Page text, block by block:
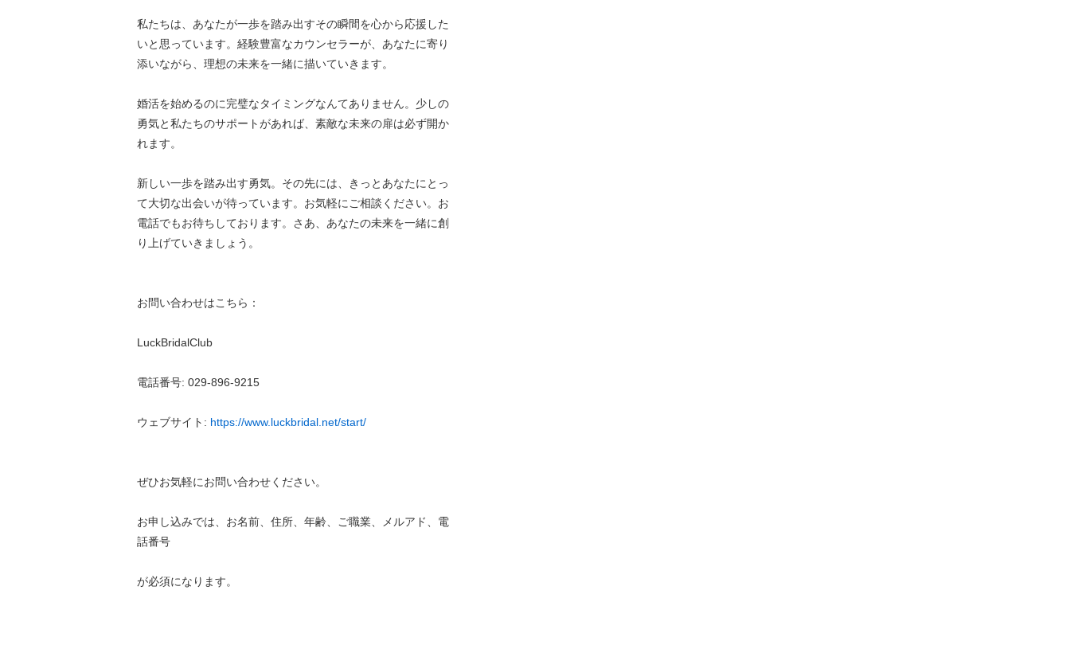
私たちは、あなたが一歩を踏み出すその瞬間を心から応援した
いと思っています。経験豊富なカウンセラーが、あなたに寄り
添いながら、理想の未来を一緒に描いていきます。
婚活を始めるのに完璧なタイミングなんてありません。少しの
勇気と私たちのサポートがあれば、素敵な未来の扉は必ず開か
れます。
新しい一歩を踏み出す勇気。その先には、きっとあなたにとっ
て大切な出会いが待っています。お気軽にご相談ください。お
電話でもお待ちしております。さあ、あなたの未来を一緒に創
り上げていきましょう。
お問い合わせはこちら：
LuckBridalClub
電話番号: 029-896-9215
ウェブサイト: https://www.luckbridal.net/start/
ぜひお気軽にお問い合わせください。
お申し込みでは、お名前、住所、年齢、ご職業、メルアド、電
話番号
が必須になります。